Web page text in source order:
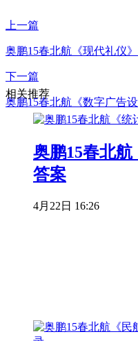
上一篇
奥鹏15春北航《现代礼仪
下一篇
奥鹏15春北航《数字广告
相关推荐
奥鹏15春北
答案
4月22日 16:26